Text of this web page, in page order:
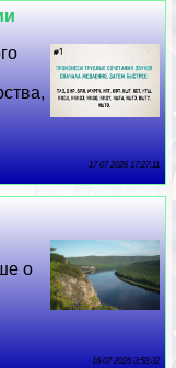
17 07 2026 17:27:11
о
16 07 2026 3:58:32